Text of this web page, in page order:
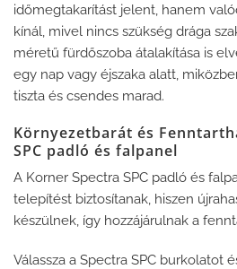
időmegtakarítást jelent, hanem
kínál, mivel nincs szükség drága
méretű fürdőszoba átalakítása is
egy nap vagy éjszaka alatt,
tiszta és csendes marad.
Környezetbarát és
SPC padló és falpanel
A Korner Spectra SPC padló és
telepítést biztosítanak, hiszen
készülnek, így hozzájárulnak a
Válassza a Spectra SPC burkolatot